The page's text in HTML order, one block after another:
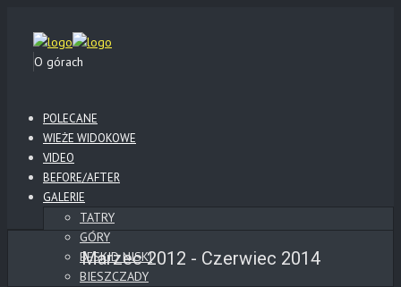
O górach
POLECANE
WIEŻE WIDOKOWE
VIDEO
BEFORE/AFTER
GALERIE
TATRY
GÓRY
BESKID NISKI
BIESZCZADY
Marzec 2012 - Czerwiec 2014